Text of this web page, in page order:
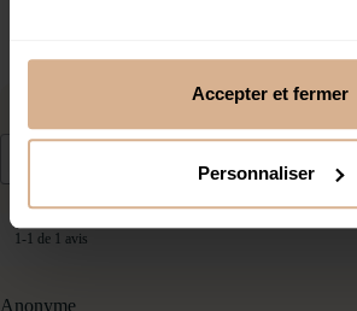
Accepter et fermer
Personnaliser
Avis clients
1-1 de 1 avis
Anonyme